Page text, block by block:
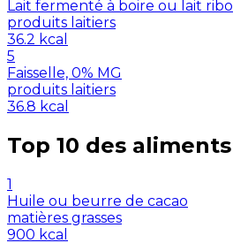
Lait fermenté à boire ou lait
produits laitiers
36.2 kcal
5
Faisselle, 0% MG
produits laitiers
36.8 kcal
Top 10 des
1
Huile ou beurre de cacao
matières grasses
900 kcal